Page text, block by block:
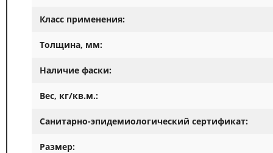
Класс применения:
Толщина, мм:
Наличие фаски:
Вес, кг/кв.м.:
Санитарно-эпидемиологический сертификат:
Размер: